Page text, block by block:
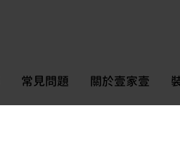
常見問題 關於壹家壹